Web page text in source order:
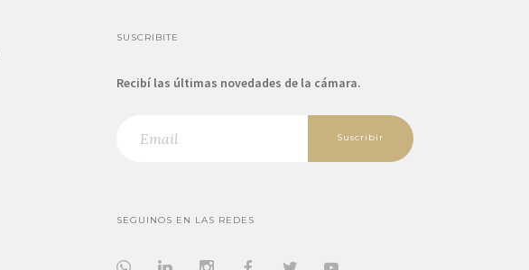
SUSCRIBITE
Recibí las últimas novedades de la cámara.
Suscribir
SEGUINOS EN LAS REDES